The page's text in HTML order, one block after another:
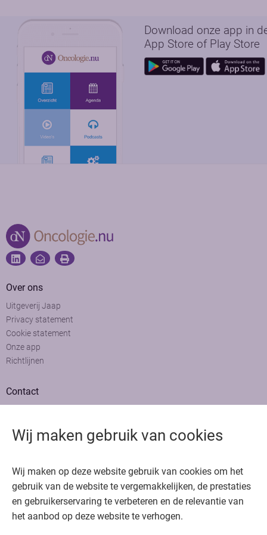
Wij maken gebruik van cookies
Wij maken op deze website gebruik van cookies om het
gebruik van de website te vergemakkelijken, de prestaties
en gebruikerservaring te verbeteren en de relevantie van
het aanbod op deze website te verhogen.
Bedankt voor het bezoeken van Oncologie.nu
Krijg gratis toegang in 30 seconden of log in om verder te gaan
Download onze app in
App Store of Play Store
Over ons
Uitgeverij Jaap
Privacy statement
Cookie statement
Onze app
Richtlijnen
Contact
Adverteren
Copyright © 2026. Uitgeverij Jaap. Alle rechten voorbehouden.